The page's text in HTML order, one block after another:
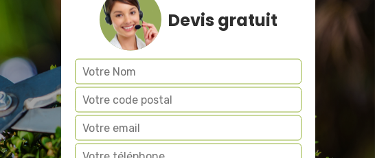
Devis gratuit